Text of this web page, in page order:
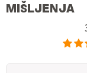
MIŠLJENJA